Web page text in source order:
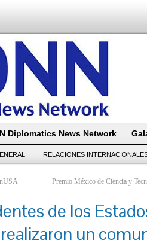
Diplomatics News Network
RELACIONES
Premio México de Ciencia y
de los
un